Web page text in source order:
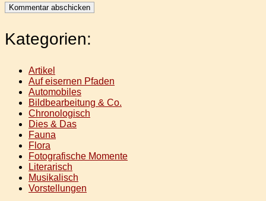
Kategorien:
Artikel
Auf eisernen Pfaden
Automobiles
Bildbearbeitung & Co.
Chronologisch
Dies & Das
Fauna
Flora
Fotografische Momente
Literarisch
Musikalisch
Vorstellungen